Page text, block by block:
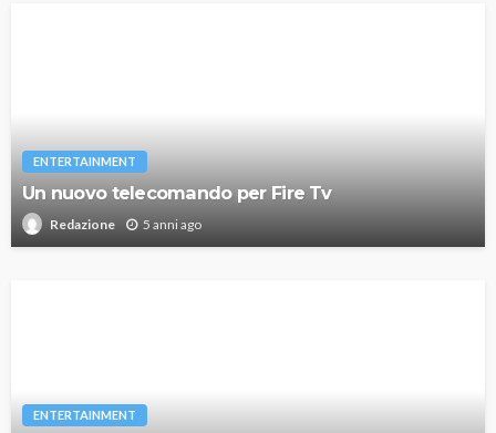
ENTERTAINMENT
Un nuovo telecomando per Fire Tv
Redazione 5 anni ago
ENTERTAINMENT